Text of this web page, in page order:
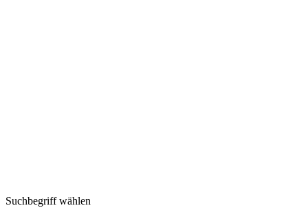
Suchbegriff wählen